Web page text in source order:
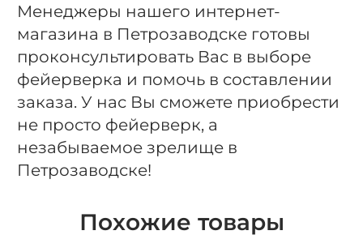
Менеджеры нашего интернет-
магазина в Петрозаводске готовы
проконсультировать Вас в выборе
фейерверка и помочь в составлении
заказа. У нас Вы сможете приобрести
не просто фейерверк, а
незабываемое зрелище в
Петрозаводске!
Похожие товары